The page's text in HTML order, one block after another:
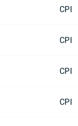
CPI
CPI
CPI
CPI